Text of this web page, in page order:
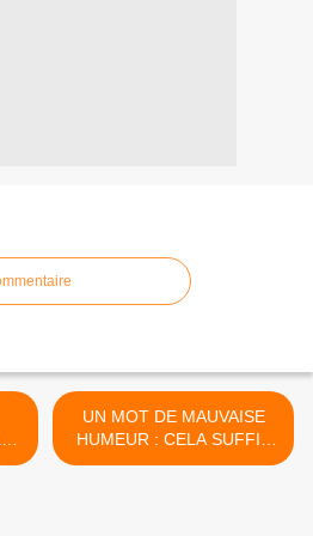
UN MOT DE MAUVAISE
HUMEUR : CELA SUFFIT
DE PRENDRE LES